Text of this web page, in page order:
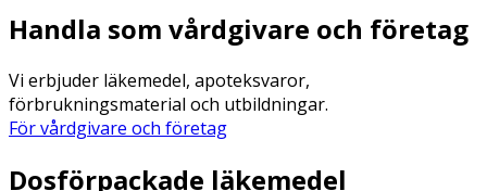
Handla som vårdgivare och företag
Vi erbjuder läkemedel, apoteksvaror,
förbrukningsmaterial och utbildningar.
För vårdgivare och företag
Dosförpackade läkemedel